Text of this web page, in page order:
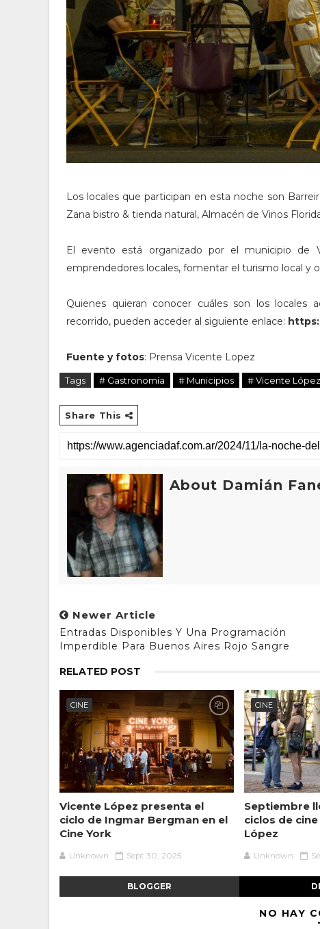
Los locales que participan en esta noche son
Zana bistro & tienda natural, Almacén de Vinos
El evento está organizado por el municipio
emprendedores locales, fomentar el turismo local y
Quienes quieran conocer cuáles son los locales
recorrido, pueden acceder al siguiente enlace:
Fuente y fotos: Prensa Vicente Lopez
Tags # Gastronomía # Municipios # Vicente López
Share This
About Damián
Newer Article
Entradas Disponibles Y Una Programación
Imperdible Para Buenos Aires Rojo Sangre
RELATED POST
CINE
Vicente López presenta el
ciclo de Ingmar Bergman en el
Cine York
Unknown Sept 30, 2025
CINE
Septiembre
ciclos de
López
Unknown
BLOGGER
NO HAY